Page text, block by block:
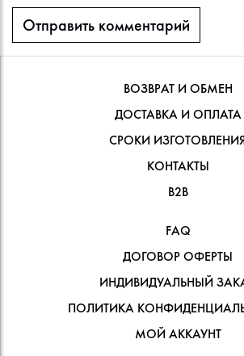
ВОЗВРАТ И ОБМЕН
ДОСТАВКА И ОПЛАТА
СРОКИ
КОНТАКТЫ
В2В
FAQ
ДОГОВОР ОФЕРТЫ
ИНДИВИДУАЛЬНЫЙ
ПОЛИТИКА
МОЙ АККАУНТ